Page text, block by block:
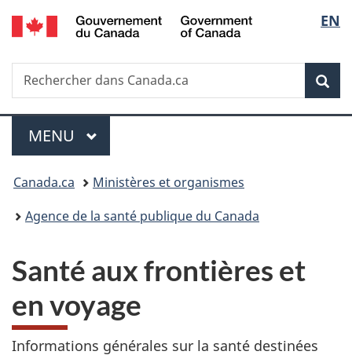
Passer
au
principal
Passer
à
Au
du
Passer
à
version
simplifiée
de
la
EN
Recherche
Rechercher
dans
Menu
MENU PRINCIPAL
Vous
êtes
Canada.ca
Ministères et organismes
Agence de la santé publique du Canada
Santé aux frontières et
en voyage
Informations générales sur la santé destinées